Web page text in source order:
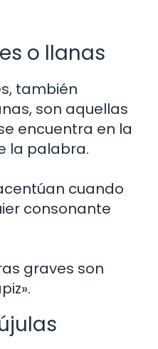
o llanas
también
son aquellas
encuentra en la
la palabra.
cuando
consonante
graves son